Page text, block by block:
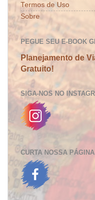
Termos de Uso
Sobre
PEGUE SEU E-BOOK
Planejamento de
Gratuito!
SIGA-NOS NO
CURTA NOSSA